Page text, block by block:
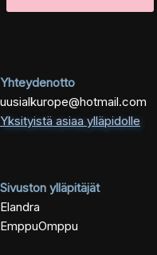
Yhteydenotto
uusialkurope@hotmail.com
Yksityistä asiaa ylläpidolle
Sivuston ylläpitäjät
Elandra
EmppuOmppu